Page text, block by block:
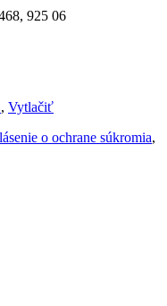
925 06
, Vytlačiť
o ochrane súkromia,